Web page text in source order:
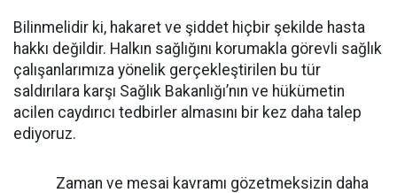
Bilinmelidir ki, hakaret ve şiddet hiçbir şekilde hasta
hakkı değildir. Halkın sağlığını korumakla görevli sağlık
çalışanlarımıza yönelik gerçekleştirilen bu tür
saldırılara karşı Sağlık Bakanlığı’nın ve hükümetin
acilen caydırıcı tedbirler almasını bir kez daha talep
ediyoruz.
Zaman ve mesai kavramı gözetmeksizin daha